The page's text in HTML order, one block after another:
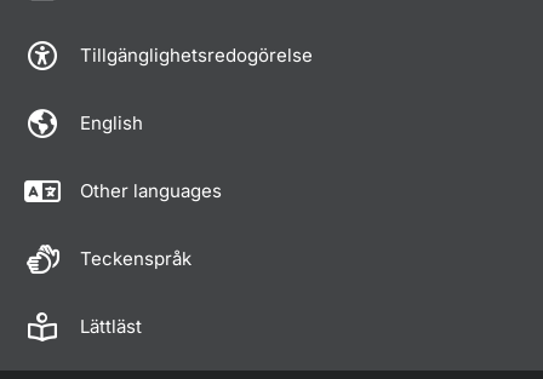
Tillgänglighetsredogörelse
English
Other languages
Teckenspråk
Lättläst